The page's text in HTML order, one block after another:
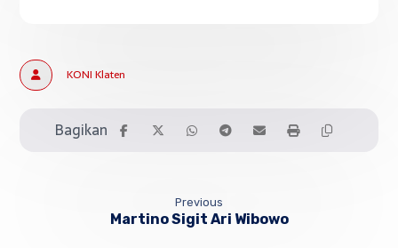
KONI Klaten
Previous
Martino Sigit Ari Wibowo